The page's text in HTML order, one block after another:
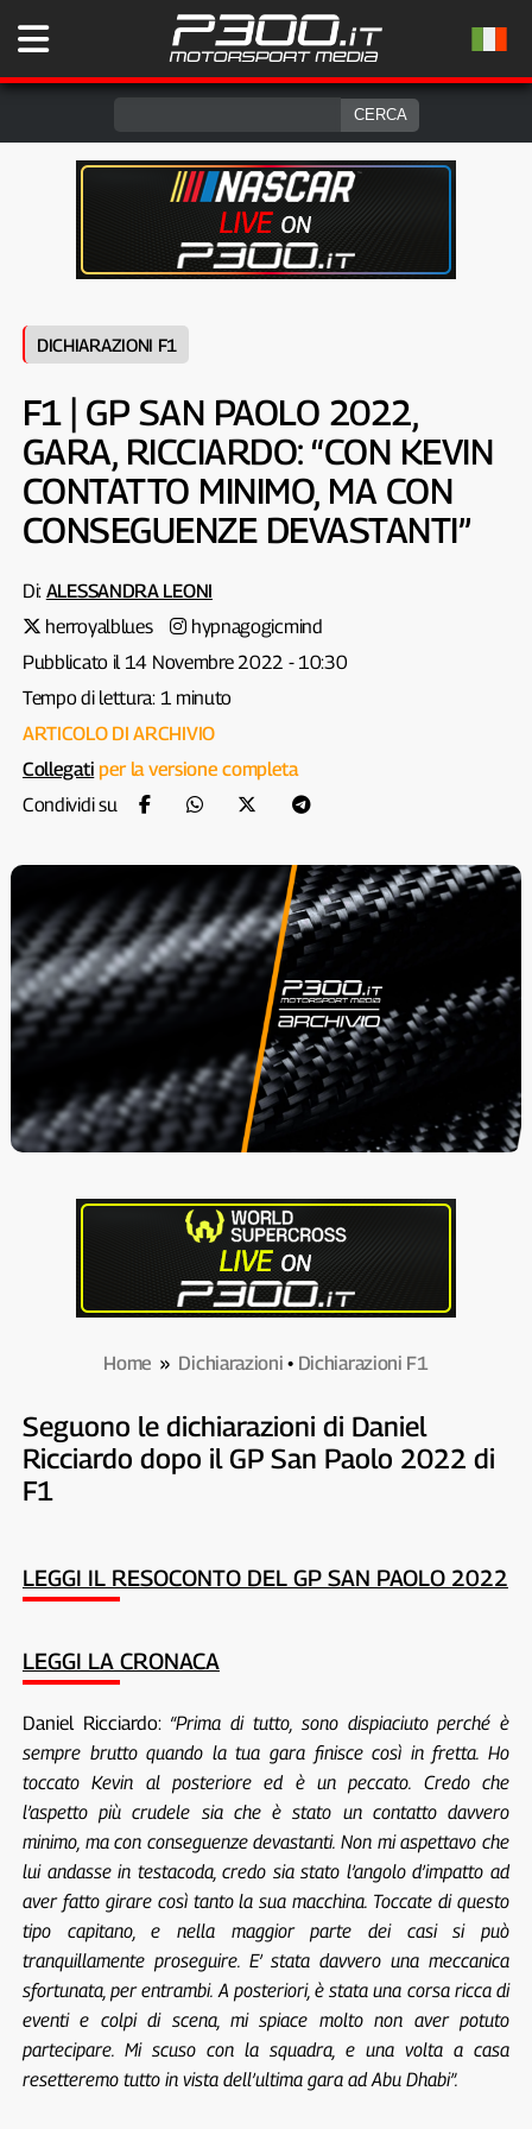
DICHIARAZIONI F1
F1 | GP SAN PAOLO 2022,
GARA, RICCIARDO: “CON KEVIN
CONTATTO MINIMO, MA CON
CONSEGUENZE DEVASTANTI”
Di: ALESSANDRA LEONI
herroyalblues
hypnagogicmind
Pubblicato il 14 Novembre 2022 - 10:30
Tempo di lettura: 1 minuto
ARTICOLO DI ARCHIVIO
Collegati per la versione completa
Condividi su
Home » Dichiarazioni • Dichiarazioni F1
Seguono le dichiarazioni di Daniel
Ricciardo dopo il GP San Paolo 2022 di
F1
LEGGI IL RESOCONTO DEL GP SAN PAOLO 2022
LEGGI LA CRONACA
Daniel Ricciardo: “Prima di tutto, sono dispiaciuto perché è
sempre brutto quando la tua gara finisce così in fretta. Ho
toccato Kevin al posteriore ed è un peccato. Credo che
l’aspetto più crudele sia che è stato un contatto davvero
minimo, ma con conseguenze devastanti. Non mi aspettavo che
lui andasse in testacoda, credo sia stato l’angolo d’impatto ad
aver fatto girare così tanto la sua macchina. Toccate di questo
tipo capitano, e nella maggior parte dei casi si può
tranquillamente proseguire. E’ stata davvero una meccanica
sfortunata, per entrambi. A posteriori, è stata una corsa ricca di
eventi e colpi di scena, mi spiace molto non aver potuto
partecipare. Mi scuso con la squadra, e una volta a casa
resetteremo tutto in vista dell’ultima gara ad Abu Dhabi”.